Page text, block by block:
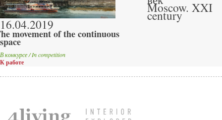
16.04.2019
movement of the continuous
space
В конкурсе / In competition
К работе
Moscow. XXI
century